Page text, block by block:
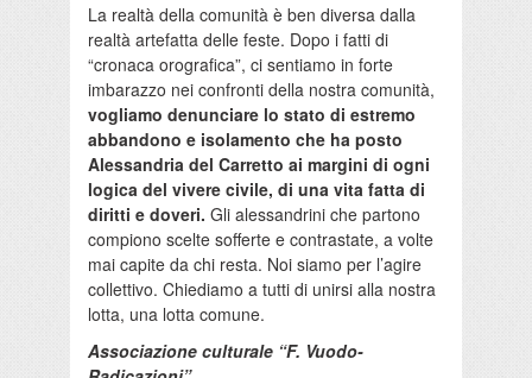
La realtà della comunità è ben diversa dalla
realtà artefatta delle feste. Dopo i fatti di
“cronaca orografica”, ci sentiamo in forte
imbarazzo nei confronti della nostra comunità,
vogliamo denunciare lo stato di estremo
abbandono e isolamento che ha posto
Alessandria del Carretto ai margini di ogni
logica del vivere civile, di una vita fatta di
diritti e doveri. Gli alessandrini che partono
compiono scelte sofferte e contrastate, a volte
mai capite da chi resta. Noi siamo per l’agire
collettivo. Chiediamo a tutti di unirsi alla nostra
lotta, una lotta comune.
Associazione culturale “F. Vuodo-